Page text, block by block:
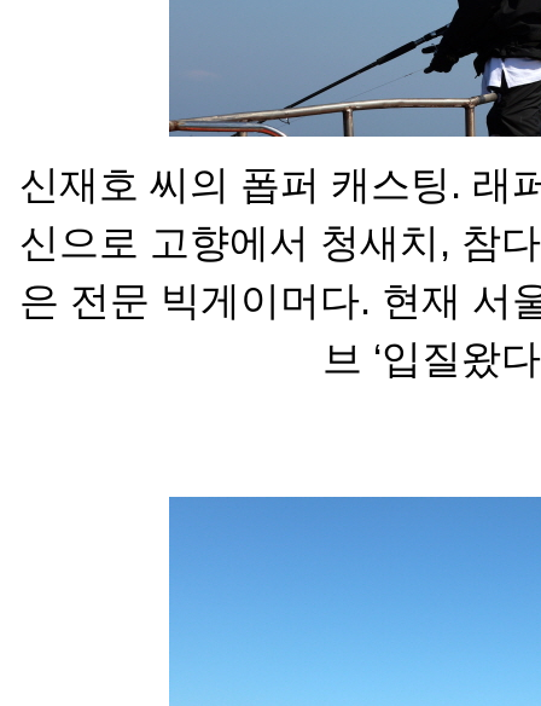
신재호 씨의 폽퍼 캐스팅. 래
신으로 고향에서 청새치, 참다
은 전문 빅게 이머다. 현재 서
브 ‘입질왔